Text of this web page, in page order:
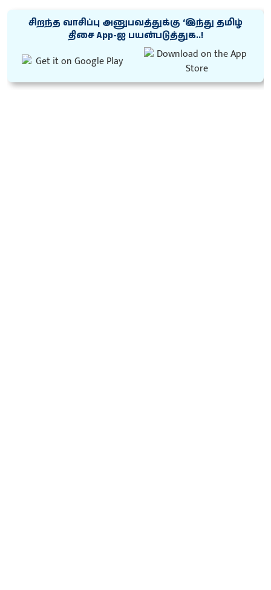
சிறந்த வாசிப்பு அனுபவத்துக்கு ‘இந்து தமிழ்
திசை App-ஐ பயன்படுத்துக..!